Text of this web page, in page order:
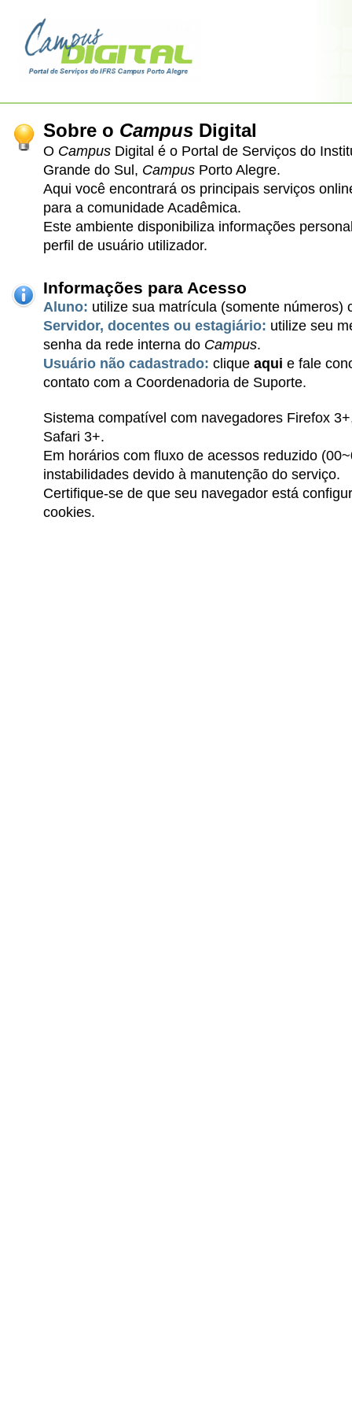
Sobre o Campus Digital
O Campus Digital é o Portal de Serviços do
Grande do Sul, Campus Porto Alegre.
Aqui você encontrará os principais serviços
para a comunidade Acadêmica.
Este ambiente disponibiliza informações
perfil de usuário utilizador.
Informações para Acesso
Aluno: utilize sua matrícula (somente números)
Servidor, docentes ou estagiário: utilize seu
senha da rede interna do Campus.
Usuário não cadastrado: clique aqui e fale
contato com a Coordenadoria de Suporte.
Sistema compatível com navegadores Firefox
Safari 3+.
Em horários com fluxo de acessos reduzido
instabilidades devido à manutenção do serviço.
Certifique-se de que seu navegador está
cookies.